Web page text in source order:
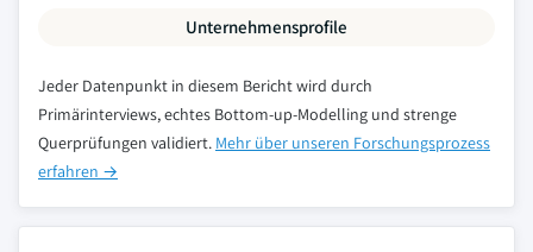
Unternehmensprofile
Jeder Datenpunkt in diesem Bericht wird durch
Primärinterviews, echtes Bottom-up-Modelling und strenge
Querprüfungen validiert. Mehr über unseren Forschungsprozess
erfahren →